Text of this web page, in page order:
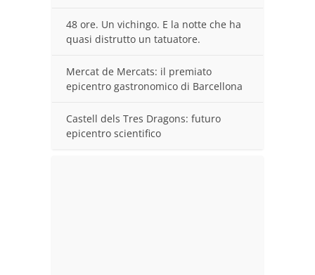
48 ore. Un vichingo. E la notte che ha
quasi distrutto un tatuatore.
Mercat de Mercats: il premiato
epicentro gastronomico di Barcellona
Castell dels Tres Dragons: futuro
epicentro scientifico